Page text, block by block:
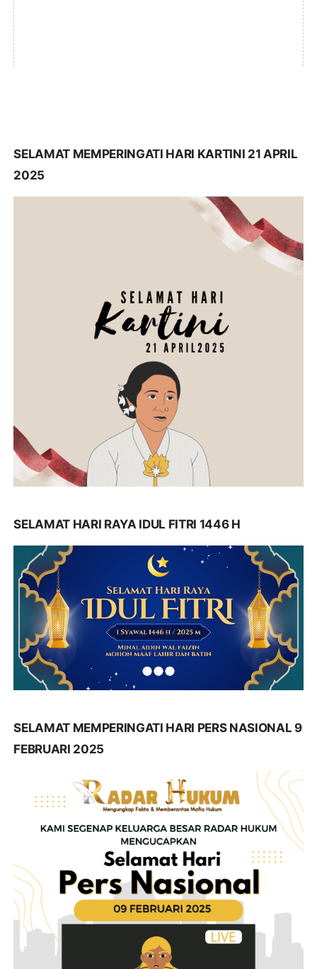
SELAMAT MEMPERINGATI HARI KARTINI 21 APRIL
2025
SELAMAT HARI RAYA IDUL FITRI 1446 H
SELAMAT MEMPERINGATI HARI PERS NASIONAL 9
FEBRUARI 2025